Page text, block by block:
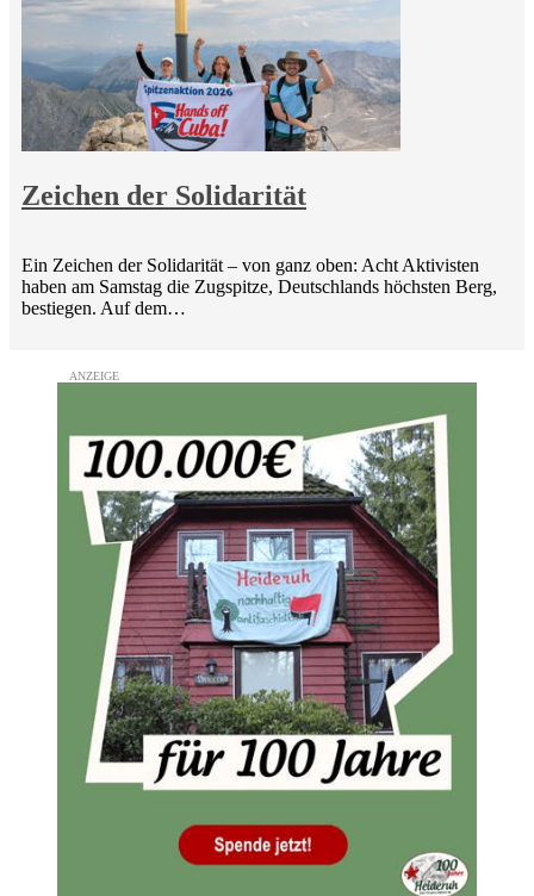
Zeichen der Solidarität
Ein Zeichen der Solidarität – von ganz oben: Acht Aktivisten
haben am Samstag die Zugspitze, Deutschlands höchsten Berg,
bestiegen. Auf dem…